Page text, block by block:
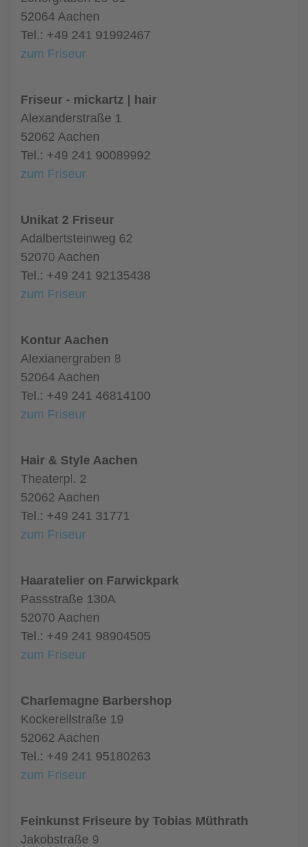
52064 Aachen
Tel.: +49 241 91992467
zum Friseur
Friseur - mickartz | hair
Alexanderstraße 1
52062 Aachen
Tel.: +49 241 90089992
zum Friseur
Unikat 2 Friseur
Adalbertsteinweg 62
52070 Aachen
Tel.: +49 241 92135438
zum Friseur
Kontur Aachen
Alexianergraben 8
52064 Aachen
Tel.: +49 241 46814100
zum Friseur
Hair & Style Aachen
Theaterpl. 2
52062 Aachen
Tel.: +49 241 31771
zum Friseur
Haaratelier on Farwickpark
Passstraße 130A
52070 Aachen
Tel.: +49 241 98904505
zum Friseur
Charlemagne Barbershop
Kockerellstraße 19
52062 Aachen
Tel.: +49 241 95180263
zum Friseur
Feinkunst Friseure by Tobias Müthrath
Jakobstraße 9